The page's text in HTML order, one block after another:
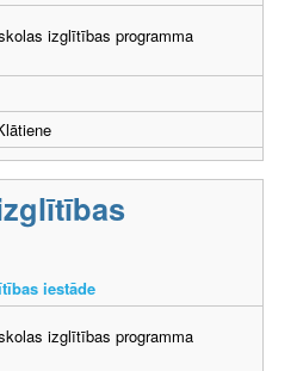
izglītības programma
iestāde
izglītības programma